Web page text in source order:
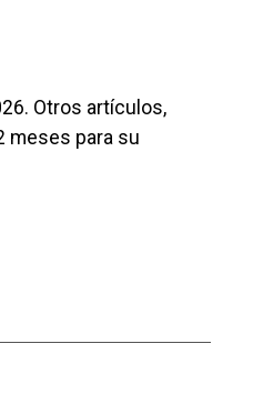
Otros artículos,
meses para su